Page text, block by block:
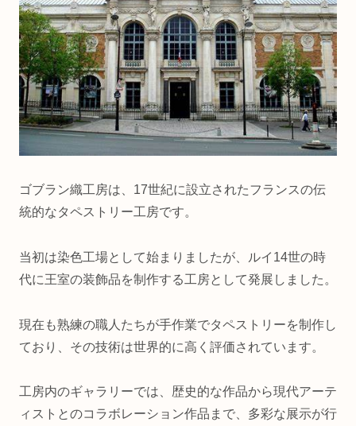
ゴブラン織工房は、17世紀に設立されたフランスの伝
統的なタペストリー工房です。
当初は染色工場として始まりましたが、ルイ14世の時
代に王室の装飾品を制作する工房として発展しました。
現在も熟練の職人たちが手作業でタペストリーを制作し
ており、その技術は世界的に高く評価されています。
工房内のギャラリーでは、歴史的な作品から現代アーテ
ィストとのコラボレーション作品まで、多彩な展示が行